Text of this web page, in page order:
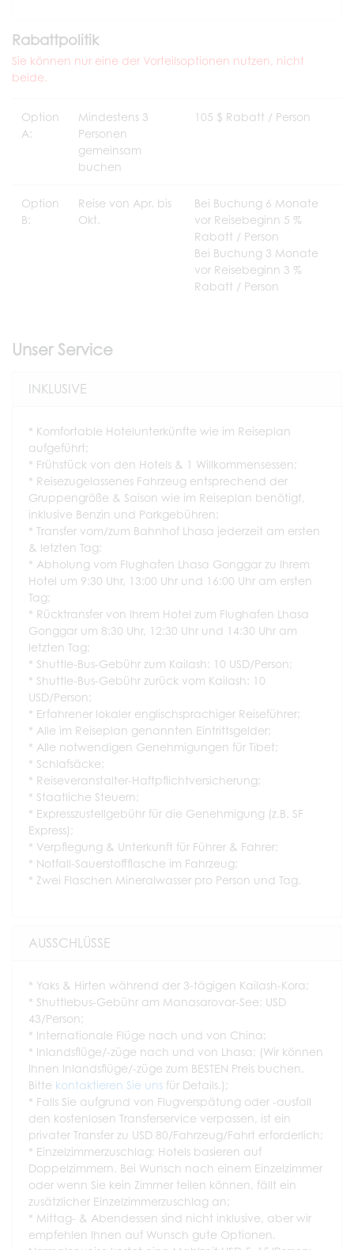
Rabattpolitik
Sie können nur eine der Vorteilsoptionen nutzen, nicht
beide.
Option
A:
Mindestens 3
Personen
gemeinsam
buchen
105 $ Rabatt / Person
Option
B:
Reise von Apr. bis
Okt.
Bei Buchung 6 Monate
vor Reisebeginn 5 %
Rabatt / Person
Bei Buchung 3 Monate
vor Reisebeginn 3 %
Rabatt / Person
Unser Service
INKLUSIVE
* Komfortable Hotelunterkünfte wie im Reiseplan
aufgeführt;
* Frühstück von den Hotels & 1 Willkommensessen;
* Reisezugelassenes Fahrzeug entsprechend der
Gruppengröße & Saison wie im Reiseplan benötigt,
inklusive Benzin und Parkgebühren;
* Transfer vom/zum Bahnhof Lhasa jederzeit am ersten
& letzten Tag;
* Abholung vom Flughafen Lhasa Gonggar zu Ihrem
Hotel um 9:30 Uhr, 13:00 Uhr und 16:00 Uhr am ersten
Tag;
* Rücktransfer von Ihrem Hotel zum Flughafen Lhasa
Gonggar um 8:30 Uhr, 12:30 Uhr und 14:30 Uhr am
letzten Tag;
* Shuttle-Bus-Gebühr zum Kailash: 10 USD/Person;
* Shuttle-Bus-Gebühr zurück vom Kailash: 10
USD/Person;
* Erfahrener lokaler englischsprachiger Reiseführer;
* Alle im Reiseplan genannten Eintrittsgelder;
* Alle notwendigen Genehmigungen für Tibet;
* Schlafsäcke;
* Reiseveranstalter-Haftpflichtversicherung;
* Staatliche Steuern;
* Expresszustellgebühr für die Genehmigung (z.B. SF
Express);
* Verpflegung & Unterkunft für Führer & Fahrer;
* Notfall-Sauerstoffflasche im Fahrzeug;
* Zwei Flaschen Mineralwasser pro Person und Tag.
AUSSCHLÜSSE
* Yaks & Hirten während der 3-tägigen Kailash-Kora;
* Shuttlebus-Gebühr am Manasarovar-See: USD
43/Person;
* Internationale Flüge nach und von China;
* Inlandsflüge/-züge nach und von Lhasa; (Wir können
Ihnen Inlandsflüge/-züge zum BESTEN Preis buchen.
Bitte kontaktieren Sie uns für Details.);
* Falls Sie aufgrund von Flugverspätung oder -ausfall
den kostenlosen Transferservice verpassen, ist ein
privater Transfer zu USD 80/Fahrzeug/Fahrt erforderlich;
* Einzelzimmerzuschlag: Hotels basieren auf
Doppelzimmern. Bei Wunsch nach einem Einzelzimmer
oder wenn Sie kein Zimmer teilen können, fällt ein
zusätzlicher Einzelzimmerzuschlag an;
* Mittag- & Abendessen sind nicht inklusive, aber wir
empfehlen Ihnen auf Wunsch gute Optionen.